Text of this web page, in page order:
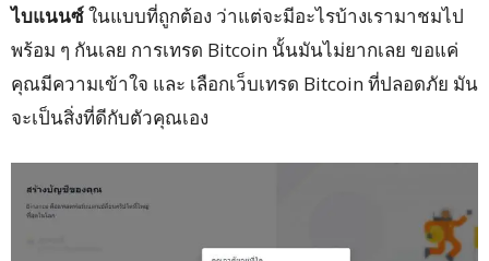
ไบแนนซ์ในแบบที่ถูกต้อง ว่าแต่จะมีอะไรบ้างเรามาชมไป
พร้อม ๆ กันเลย การเทรด Bitcoin นั้นมันไม่ยากเลย ขอแค่
คุณมีความเข้าใจ และ เลือกเว็บเทรด Bitcoin ที่ปลอดภัย มัน
จะเป็นสิ่งที่ดีกับตัวคุณเอง